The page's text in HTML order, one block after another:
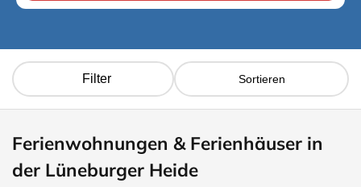
Filter Sortieren
Ferienwohnungen & Ferienhäuser in
der Lüneburger Heide